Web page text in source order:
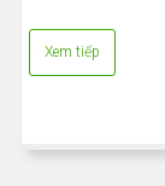
Xem tiếp